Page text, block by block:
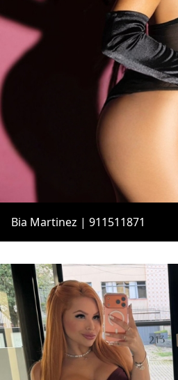
Bia Martinez | 911511871